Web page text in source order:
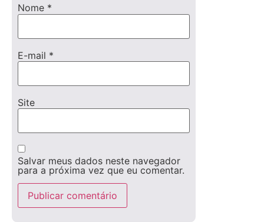
Nome *
E-mail *
Site
Salvar meus dados neste navegador
para a próxima vez que eu comentar.